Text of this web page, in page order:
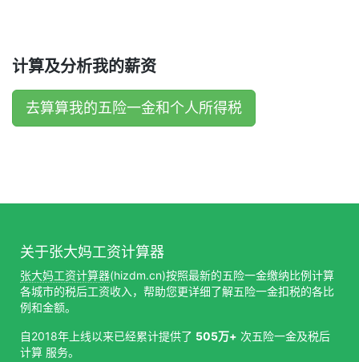
计算及分析我的薪资
去算算我的五险一金和个人所得税
关于张大妈工资计算器
张大妈工资计算器(hizdm.cn)按照最新的五险一金缴纳比例计算
各城市的税后工资收入，帮助您更详细了解五险一金扣税的各比
例和金额。
自2018年上线以来已经累计提供了 505万+ 次五险一金及税后
计算 服务。